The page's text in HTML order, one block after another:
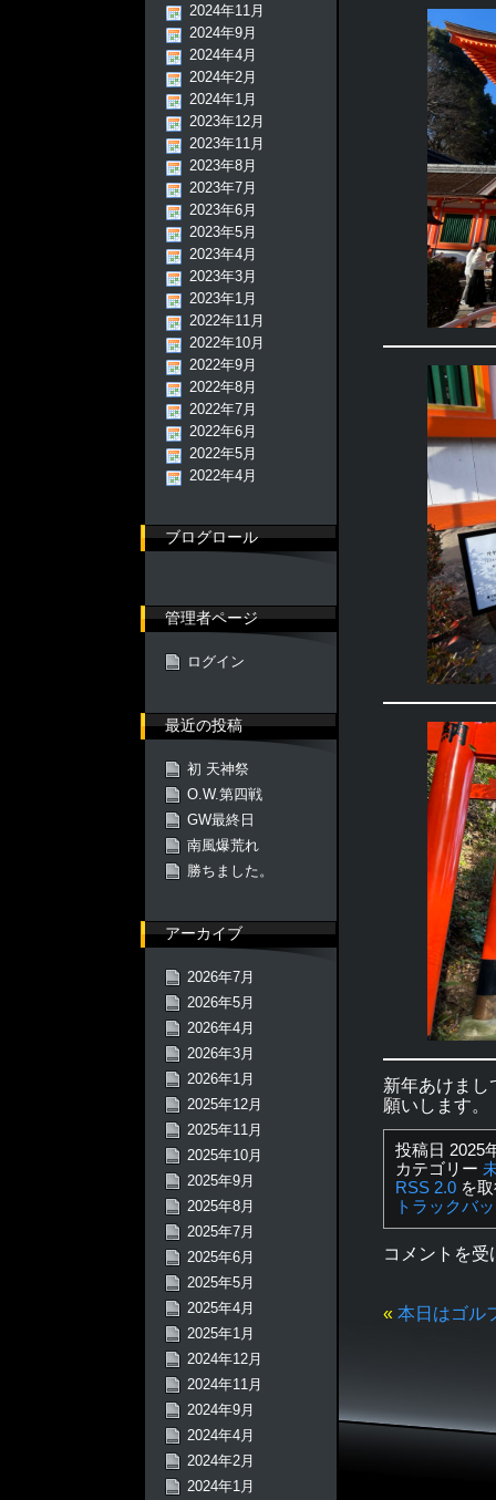
新年あけまし
願いします。
投稿日 2025
カテゴリー
RSS 2.0 を
トラックバ
コメントを
« 本日はゴル
2024年11月
2024年9月
2024年4月
2024年2月
2024年1月
2023年12月
2023年11月
2023年8月
2023年7月
2023年6月
2023年5月
2023年4月
2023年3月
2023年1月
2022年11月
2022年10月
2022年9月
2022年8月
2022年7月
2022年6月
2022年5月
2022年4月
ブログロール
管理者ページ
ログイン
最近の投稿
初 天神祭
O.W.第四戦
GW最終日
南風爆荒れ
勝ちました。
アーカイブ
2026年7月
2026年5月
2026年4月
2026年3月
2026年1月
2025年12月
2025年11月
2025年10月
2025年9月
2025年8月
2025年7月
2025年6月
2025年5月
2025年4月
2025年1月
2024年12月
2024年11月
2024年9月
2024年4月
2024年2月
2024年1月